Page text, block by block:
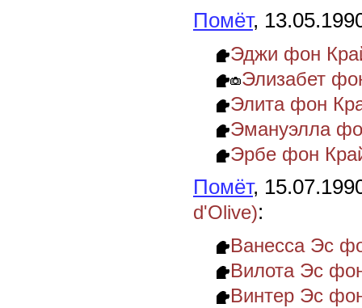
Помёт,
Эджи фон
Элизабет
Элита фон
Эмануэлла
Эрбе фон
Помёт,
d'Olive):
Ванесса Эс
Вилота Эс
Винтер Эс